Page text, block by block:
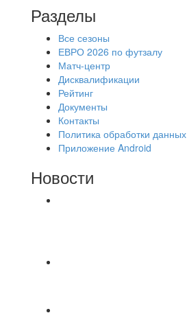
Разделы
Все сезоны
ЕВРО 2026 по футзалу
Матч-центр
Дисквалификации
Рейтинг
Документы
Контакты
Политика обработки данных
Приложение Android
Новости